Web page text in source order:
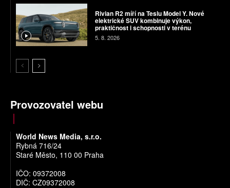
Rivian R2 míří na Teslu Model Y. Nové
elektrické SUV kombinuje výkon,
praktičnost i schopnosti v terénu
5. 8. 2026
Provozovatel webu
World News Media, s.r.o.
Rybná 716/24
Staré Město, 110 00 Praha
IČO: 09372008
DIČ: CZ09372008